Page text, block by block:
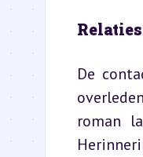
De
roman